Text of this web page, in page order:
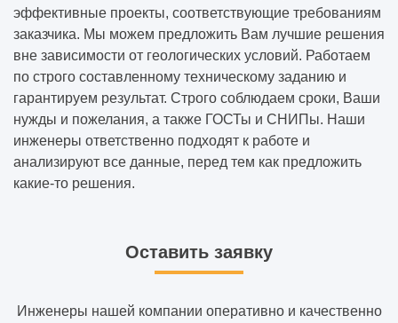
эффективные проекты, соответствующие требованиям
заказчика. Мы можем предложить Вам лучшие решения
вне зависимости от геологических условий. Работаем
по строго составленному техническому заданию и
гарантируем результат. Строго соблюдаем сроки, Ваши
нужды и пожелания, а также ГОСТы и СНИПы. Наши
инженеры ответственно подходят к работе и
анализируют все данные, перед тем как предложить
какие-то решения.
Оставить заявку
Инженеры нашей компании оперативно и качественно